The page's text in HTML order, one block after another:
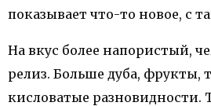
показывает что-то новое, с
На вкус более напористый,
релиз. Больше дуба, фрукты,
кисловатые разновидности.